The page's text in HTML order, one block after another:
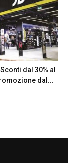
dal 30% al
dal...